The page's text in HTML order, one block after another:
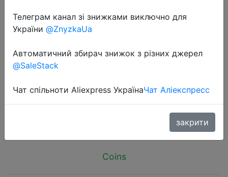
2024-10-01
XIAOMI MIJIA T300 Electric
Toothbrush IPX7 Waterproof Smart
Sonic Brush Ultrasonic Whitening
Coins
Телеграм канал зі знижками виключно для
України @ZnyzkaUa
Автоматичний збирач знижок з різних джерел
@SaleStack
Чат спільноти Aliexpress УкраїнаЧат Аліекспресс
закрити